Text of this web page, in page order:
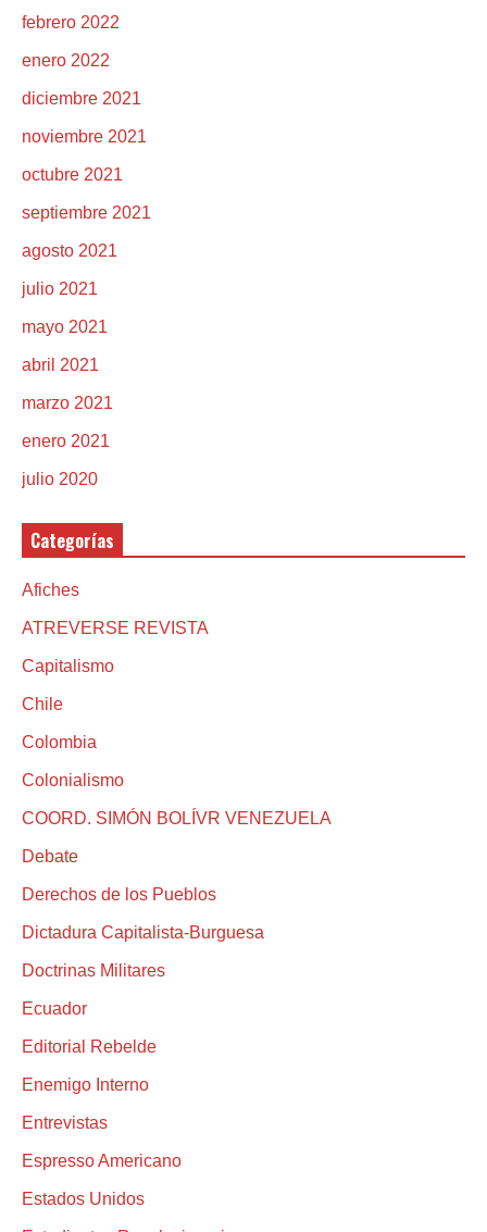
febrero 2022
enero 2022
diciembre 2021
noviembre 2021
octubre 2021
septiembre 2021
agosto 2021
julio 2021
mayo 2021
abril 2021
marzo 2021
enero 2021
julio 2020
Categorías
Afiches
ATREVERSE REVISTA
Capitalismo
Chile
Colombia
Colonialismo
COORD. SIMÓN BOLÍVR VENEZUELA
Debate
Derechos de los Pueblos
Dictadura Capitalista-Burguesa
Doctrinas Militares
Ecuador
Editorial Rebelde
Enemigo Interno
Entrevistas
Espresso Americano
Estados Unidos